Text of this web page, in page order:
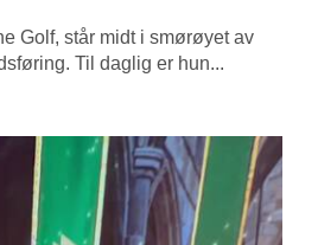
Golf, står midt i smørøyet av
Til daglig er hun...